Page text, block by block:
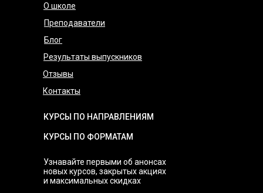
Узнавайте первыми об анонсах
новых курсов, закрытых акциях
и максимальных скидках
КУРСЫ ПО НАПРАВЛЕНИЯМ
КУРСЫ ПО ФОРМАТАМ
О школе
Преподаватели
Блог
Результаты выпускников
Отзывы
Контакты